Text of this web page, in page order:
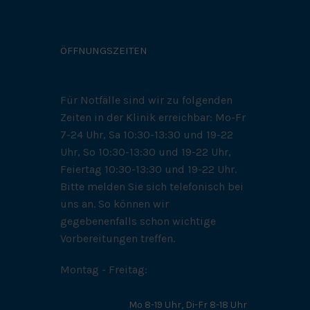
ÖFFNUNGSZEITEN
Für Notfälle sind wir zu folgenden
Zeiten in der Klinik erreichbar: Mo-Fr
7-24 Uhr, Sa 10:30-13:30 und 19-22
Uhr, So 10:30-13:30 und 19-22 Uhr,
Feiertag 10:30-13:30 und 19-22 Uhr.
Bitte melden Sie sich telefonisch bei
uns an. So können wir
gegebenenfalls schon wichtige
Vorbereitungen treffen.
Montag - Freitag:
Mo 8-19 Uhr, Di-Fr 8-18 Uhr